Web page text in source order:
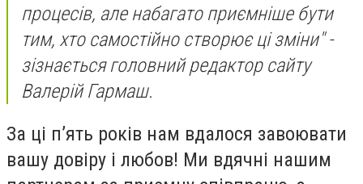
процесів, але набагато приємніше бути
тим, хто самостійно створює ці зміни" -
зізнається головний редактор сайту
Валерій Гармаш.
За ці п’ять років нам вдалося завоювати
вашу довіру і любов! Ми вдячні нашим